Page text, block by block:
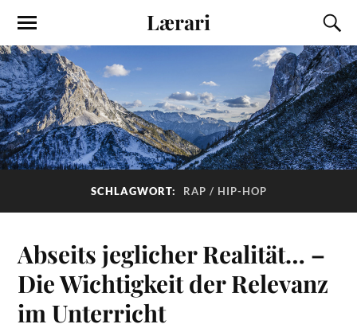
Lærari
SCHLAGWORT: RAP / HIP-HOP
Abseits jeglicher Realität… –
Die Wichtigkeit der Relevanz
im Unterricht